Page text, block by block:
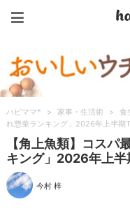
ハピママ* > 家事・生活術 > 食
れ惣菜ランキング」2026年上半期
【角上魚類】コスパ
キング」2026年上半
今村 梓